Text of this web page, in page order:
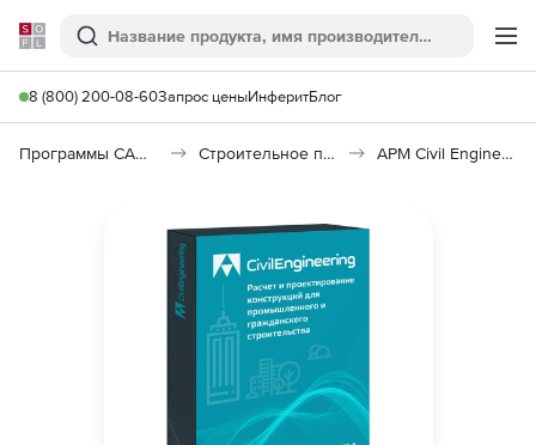
Softline
Поиск
8 (800) 200-08-60Запрос ценыИнферитБлог
Программы САПР и ГИС Строительное программное обеспечение APM Civil Engineering